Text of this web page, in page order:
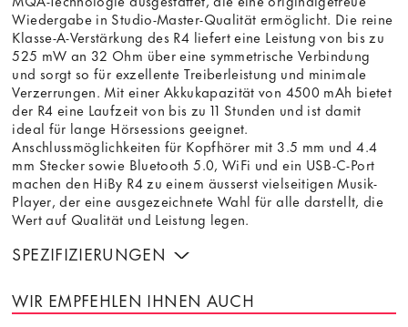
Wiedergabe in Studio-Master-Qualität ermöglicht. Die reine
Klasse-A-Verstärkung des R4 liefert eine Leistung von bis zu
525 mW an 32 Ohm über eine symmetrische Verbindung
und sorgt so für exzellente Treiberleistung und minimale
Verzerrungen. Mit einer Akkukapazität von 4500 mAh bietet
der R4 eine Laufzeit von bis zu 11 Stunden und ist damit
ideal für lange Hörsessions geeignet.
Anschlussmöglichkeiten für Kopfhörer mit 3.5 mm und 4.4
mm Stecker sowie Bluetooth 5.0, WiFi und ein USB-C-Port
machen den HiBy R4 zu einem äusserst vielseitigen Musik-
Player, der eine ausgezeichnete Wahl für alle darstellt, die
Wert auf Qualität und Leistung legen.
SPEZIFIZIERUNGEN
WIR EMPFEHLEN IHNEN AUCH